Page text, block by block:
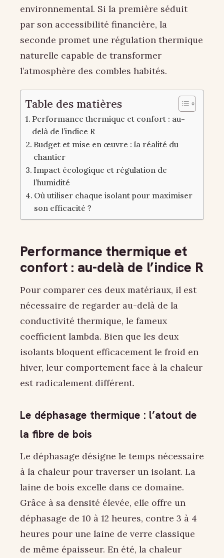
environnemental. Si la première séduit
par son accessibilité financière, la
seconde promet une régulation thermique
naturelle capable de transformer
l’atmosphère des combles habités.
Table des matières
Performance thermique et confort : au-
delà de l’indice R
Budget et mise en œuvre : la réalité du
chantier
Impact écologique et régulation de
l’humidité
Où utiliser chaque isolant pour maximiser
son efficacité ?
Performance thermique et
confort : au-delà de l’indice R
Pour comparer ces deux matériaux, il est
nécessaire de regarder au-delà de la
conductivité thermique, le fameux
coefficient lambda. Bien que les deux
isolants bloquent efficacement le froid en
hiver, leur comportement face à la chaleur
est radicalement différent.
Le déphasage thermique : l’atout de
la fibre de bois
Le déphasage désigne le temps nécessaire
à la chaleur pour traverser un isolant. La
laine de bois excelle dans ce domaine.
Grâce à sa densité élevée, elle offre un
déphasage de 10 à 12 heures, contre 3 à 4
heures pour une laine de verre classique
de même épaisseur. En été, la chaleur